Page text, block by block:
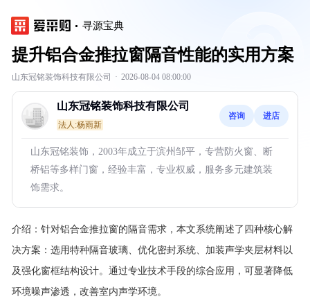
寻源宝典
提升铝合金推拉窗隔音性能的实用方案
山东冠铭装饰科技有限公司 · 2026-08-04 08:00:00
山东冠铭装饰科技有限公司
法人:杨雨新
咨询 进店
山东冠铭装饰，2003年成立于滨州邹平，专营防火窗、断
桥铝等多样门窗，经验丰富，专业权威，服务多元建筑装
饰需求。
介绍： 针对铝合金推拉窗的隔音需求，本文系统阐述了四种核心解
决方案：选用特种隔音玻璃、优化密封系统、加装声学夹层材料以
及强化窗框结构设计。通过专业技术手段的综合应用，可显著降低
环境噪声渗透，改善室内声学环境。